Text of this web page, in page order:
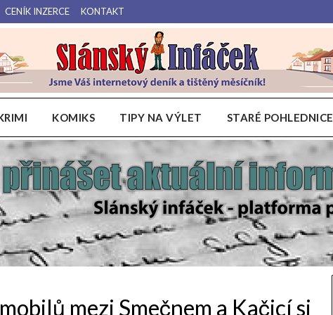
CENÍK INZERCE KONTAKT
Slánský Infáček
Váš internetový deník a tištěný měsíčník pro Slánsko, Kladensko a Lounsko.
KOMIKS TIPY NA VÝLET STARÉ POHLEDNICE
mezi Smečnem a Kačicí si